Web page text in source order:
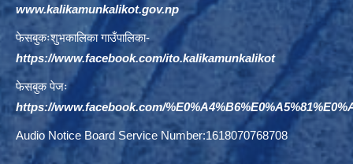
www.kalikamunkalikot.gov.np
फेसबुकःशुभकालिका गाउँपालिका-
https://www.facebook.com/ito.kalikamunkalikot
फेसबुक पेजः
https://www.facebook.com/
Audio Notice Board Service Number:1618070768708